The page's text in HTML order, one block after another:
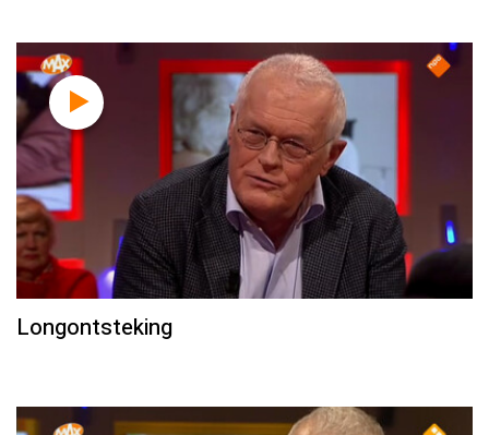
Longontsteking